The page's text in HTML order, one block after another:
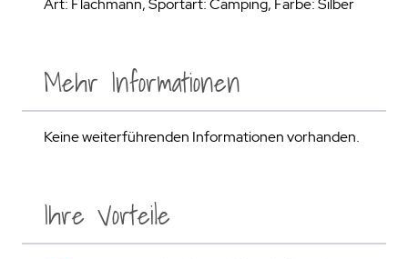
Art: Flachmann, Sportart: Camping, Farbe: Silber
Ihre Vorteile
Mehr Informationen
Keine weiterführenden Informationen vorhanden.